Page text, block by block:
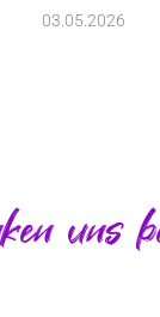
03.05.2026
uns